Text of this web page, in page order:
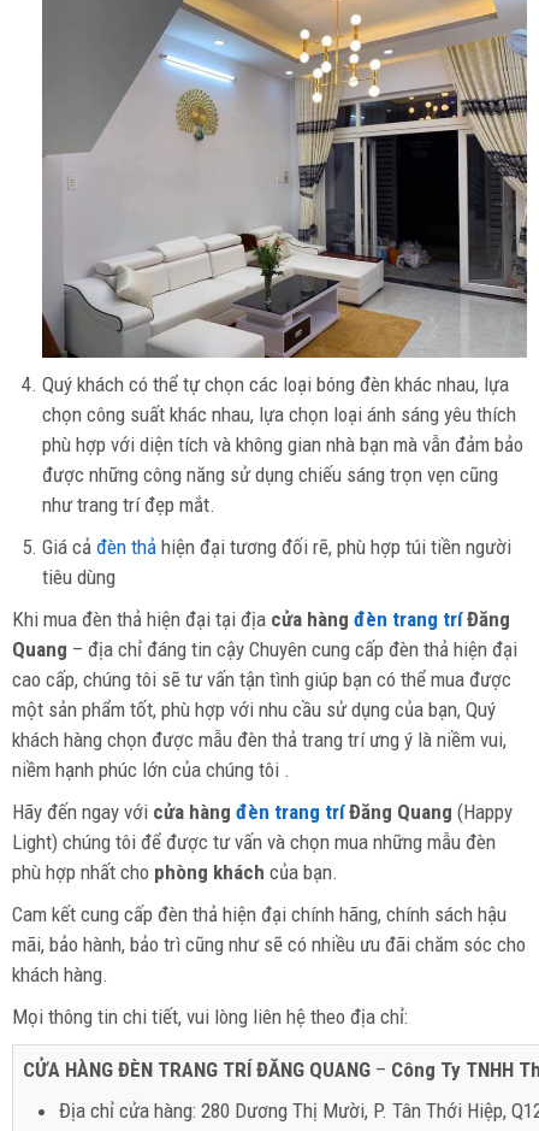
Quý khách có thể tự chọn các loại bóng đèn khác nhau, lựa
chọn công suất khác nhau, lựa chọn loại ánh sáng yêu thích
phù hợp với diện tích và không gian nhà bạn mà vẫn đảm bảo
được những công năng sử dụng chiếu sáng trọn vẹn cũng
như trang trí đẹp mắt.
Giá cả đèn thả hiện đại tương đối rẽ, phù hợp túi tiền người
tiêu dùng
Khi mua đèn thả hiện đại tại địa cửa hàng đèn trang tríĐăng
Quang – địa chỉ đáng tin cậy Chuyên cung cấp đèn thả hiện đại
cao cấp, chúng tôi sẽ tư vấn tận tình giúp bạn có thể mua được
một sản phẩm tốt, phù hợp với nhu cầu sử dụng của bạn, Quý
khách hàng chọn được mẫu đèn thả trang trí ưng ý là niềm vui,
niềm hạnh phúc lớn của chúng tôi .
Hãy đến ngay với cửa hàng đèn trang tríĐăng Quang (Happy
Light) chúng tôi để được tư vấn và chọn mua những mẫu đèn
phù hợp nhất cho phòng khách của bạn.
Cam kết cung cấp đèn thả hiện đại chính hãng, chính sách hậu
mãi, bảo hành, bảo trì cũng như sẽ có nhiều ưu đãi chăm sóc cho
khách hàng.
Mọi thông tin chi tiết, vui lòng liên hệ theo địa chỉ:
CỬA HÀNG ĐÈN TRANG TRÍ ĐĂNG QUANG – Công Ty TNHH
Địa chỉ cửa hàng: 280 Dương Thị Mười, P. Tân Thới Hiệp,